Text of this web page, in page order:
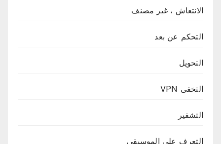
الانتعاش ، غير مصنف
التحكم عن بعد
التحويل
التخفى VPN
التشفير
التعرف على الموسيقى